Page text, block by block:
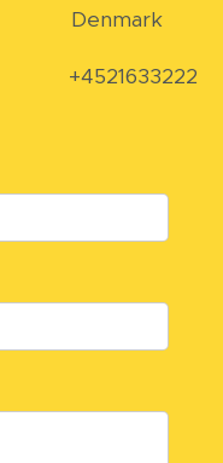
Denmark
📞 +4521633222